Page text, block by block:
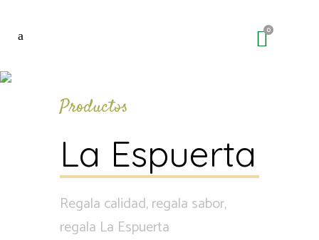
0
Packs
Productos
La Espuerta
Regala calidad, regala sabor,
regala La Espuerta